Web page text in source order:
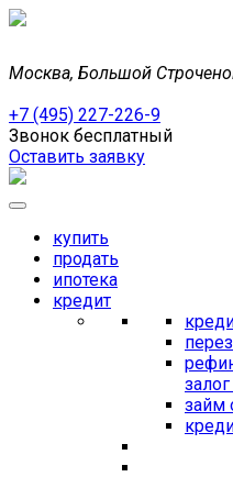
Москва, Большой
+7 (495) 227-226-9
Звонок бесплатный
Оставить заявку
купить
продать
ипотека
кредит
займ